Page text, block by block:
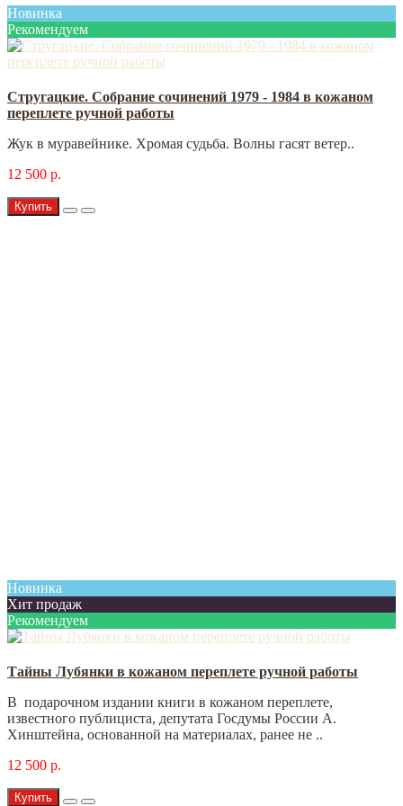
Новинка
Рекомендуем
Стругацкие. Собрание сочинений 1979 - 1984 в кожаном
переплете ручной работы
Жук в муравейнике. Хромая судьба. Волны гасят ветер..
12 500 р.
Купить
Новинка
Хит продаж
Рекомендуем
Тайны Лубянки в кожаном переплете ручной работы
В подарочном издании книги в кожаном переплете,
известного публициста, депутата Госдумы России А.
Хинштейна, основанной на материалах, ранее не ..
12 500 р.
Купить